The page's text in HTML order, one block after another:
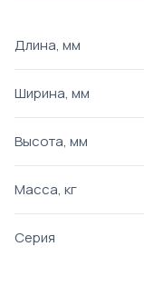
Длина, мм
Ширина, мм
Высота, мм
Масса, кг
Серия